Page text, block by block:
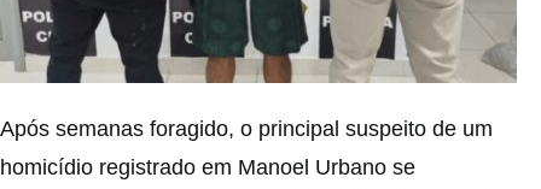
Após semanas foragido, o principal suspeito de um
homicídio registrado em Manoel Urbano se